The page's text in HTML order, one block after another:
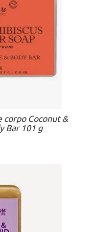
corpo Coconut &
Bar 101 g